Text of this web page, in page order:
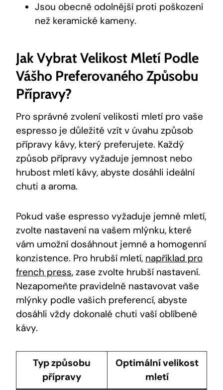
Jsou obecně odolnější proti poškození
než keramické kameny.
Jak Vybrat Velikost Mletí Podle
Vášho Preferovaného Způsobu
Přípravy?
Pro správné zvolení velikosti mletí pro vaše
espresso je důležité vzít v úvahu způsob
přípravy kávy, který preferujete. Každý
způsob přípravy vyžaduje jemnost nebo
hrubost mletí kávy, abyste dosáhli ideální
chuti a aroma.
Pokud vaše espresso vyžaduje jemné mletí,
zvolte nastavení na vašem mlýnku, které
vám umožní dosáhnout jemné a homogenní
konzistence. Pro hrubší mletí, například pro
french press, zase zvolte hrubší nastavení.
Nezapomeňte pravidelně nastavovat vaše
mlýnky podle vašich preferencí, abyste
dosáhli vždy dokonalé chuti vaší oblíbené
kávy.
Typ způsobu
přípravy
Optimální velikost
mletí